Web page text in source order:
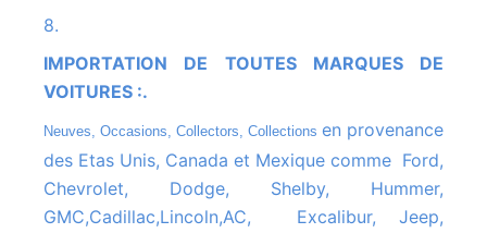
8.
IMPORTATION DE TOUTES MARQUES DE
VOITURES :.
Neuves, Occasions, Collectors, Collections en provenance
des Etas Unis, Canada et Mexique comme Ford,
Chevrolet, Dodge, Shelby, Hummer,
GMC,Cadillac,Lincoln,AC, Excalibur, Jeep,